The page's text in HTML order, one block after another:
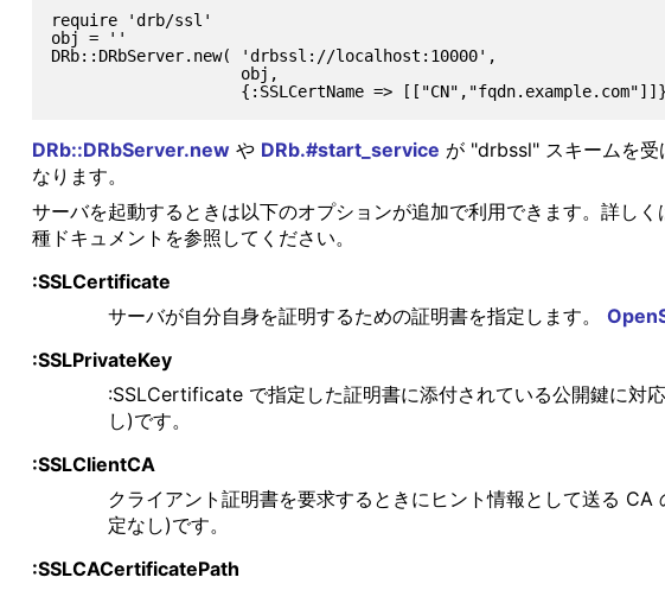
require 'drb/ssl'
obj = ''
DRb::DRbServer.new( 'drbssl://localhost:10000',
                    obj,
DRb::DRbServer.newや DRb.#start_service が "drbssl" スキームを受
なります。
サーバを起動するときは以下のオプションが追加で利用できます。詳し
種ドキュメントを参照してください。
:SSLCertificate
サーバが自分自身を証明するための証明書を指定します。
:SSLPrivateKey
:SSLCertificate で指定した証明書に添付されている公開鍵に対
し)です。
:SSLClientCA
クライアント証明書を要求するときにヒント情報として送る CA
定なし)です。
:SSLCACertificatePath